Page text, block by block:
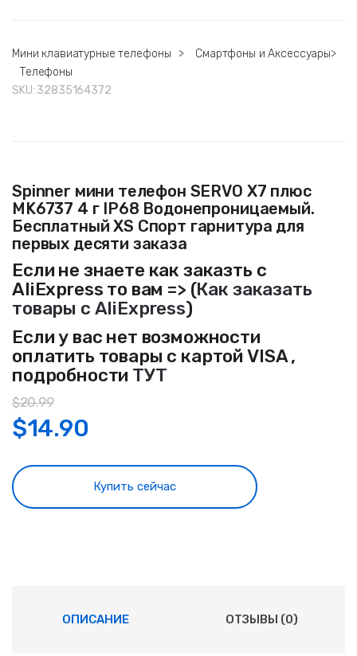
Мини клавиатурные телефоны > Смартфоны и Аксессуары>
Телефоны
SKU: 32835164372
Spinner мини телефон SERVO X7 плюс
MK6737 4 г IP68 Водонепроницаемый.
Бесплатный XS Спорт гарнитура для
первых десяти заказа
Если не знаете как заказть с
AliExpress то вам => (Как заказать
товары с AliExpress)
Если у вас нет возможности
оплатить товары с картой VISA ,
подробности ТУТ
$20.99
$14.90
Купить сейчас
ОПИСАНИЕ ОТЗЫВЫ (0)